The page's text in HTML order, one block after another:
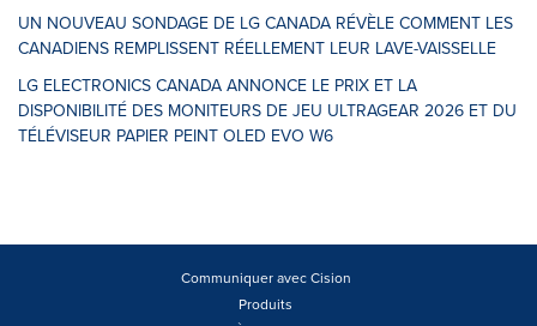
UN NOUVEAU SONDAGE DE LG CANADA RÉVÈLE COMMENT LES
CANADIENS REMPLISSENT RÉELLEMENT LEUR LAVE-VAISSELLE
LG ELECTRONICS CANADA ANNONCE LE PRIX ET LA
DISPONIBILITÉ DES MONITEURS DE JEU ULTRAGEAR 2026 ET DU
TÉLÉVISEUR PAPIER PEINT OLED EVO W6
Communiquer avec Cision
Produits